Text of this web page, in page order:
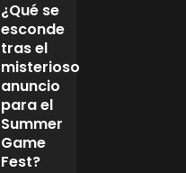
¿Qué se
esconde
tras el
misterioso
anuncio
para el
Summer
Game
Fest?